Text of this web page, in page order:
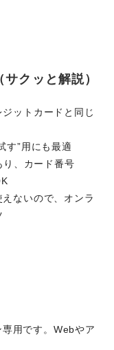
クッと解説）
ットカードと同じ
す”用にも最適
り、カード番号
ないので、オンラ
用です。Webやア